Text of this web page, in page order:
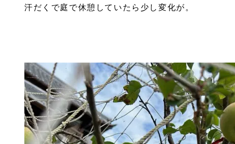
汗だくで庭で休憩していたら少し変化が。